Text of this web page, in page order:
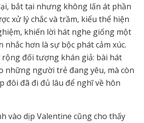
bắt tai nhưng không lấn át phần
xử lý chắc và trầm, kiểu thể hiện
khiến lời hát nghe giống một
nhắc hơn là sự bộc phát cảm xúc.
rộng đối tượng khán giả: bài hát
những người trẻ đang yêu, mà còn
đôi đã đi đủ lâu để nghĩ về hôn
vào dịp Valentine cũng cho thấy